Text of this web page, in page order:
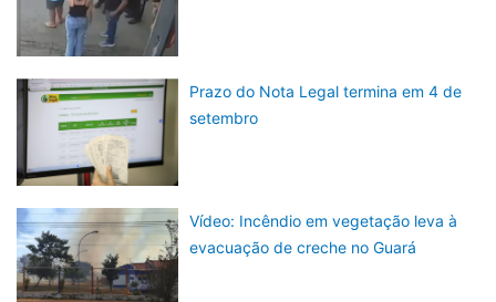
Prazo do Nota Legal termina em 4 de
setembro
Vídeo: Incêndio em vegetação leva à
evacuação de creche no Guará